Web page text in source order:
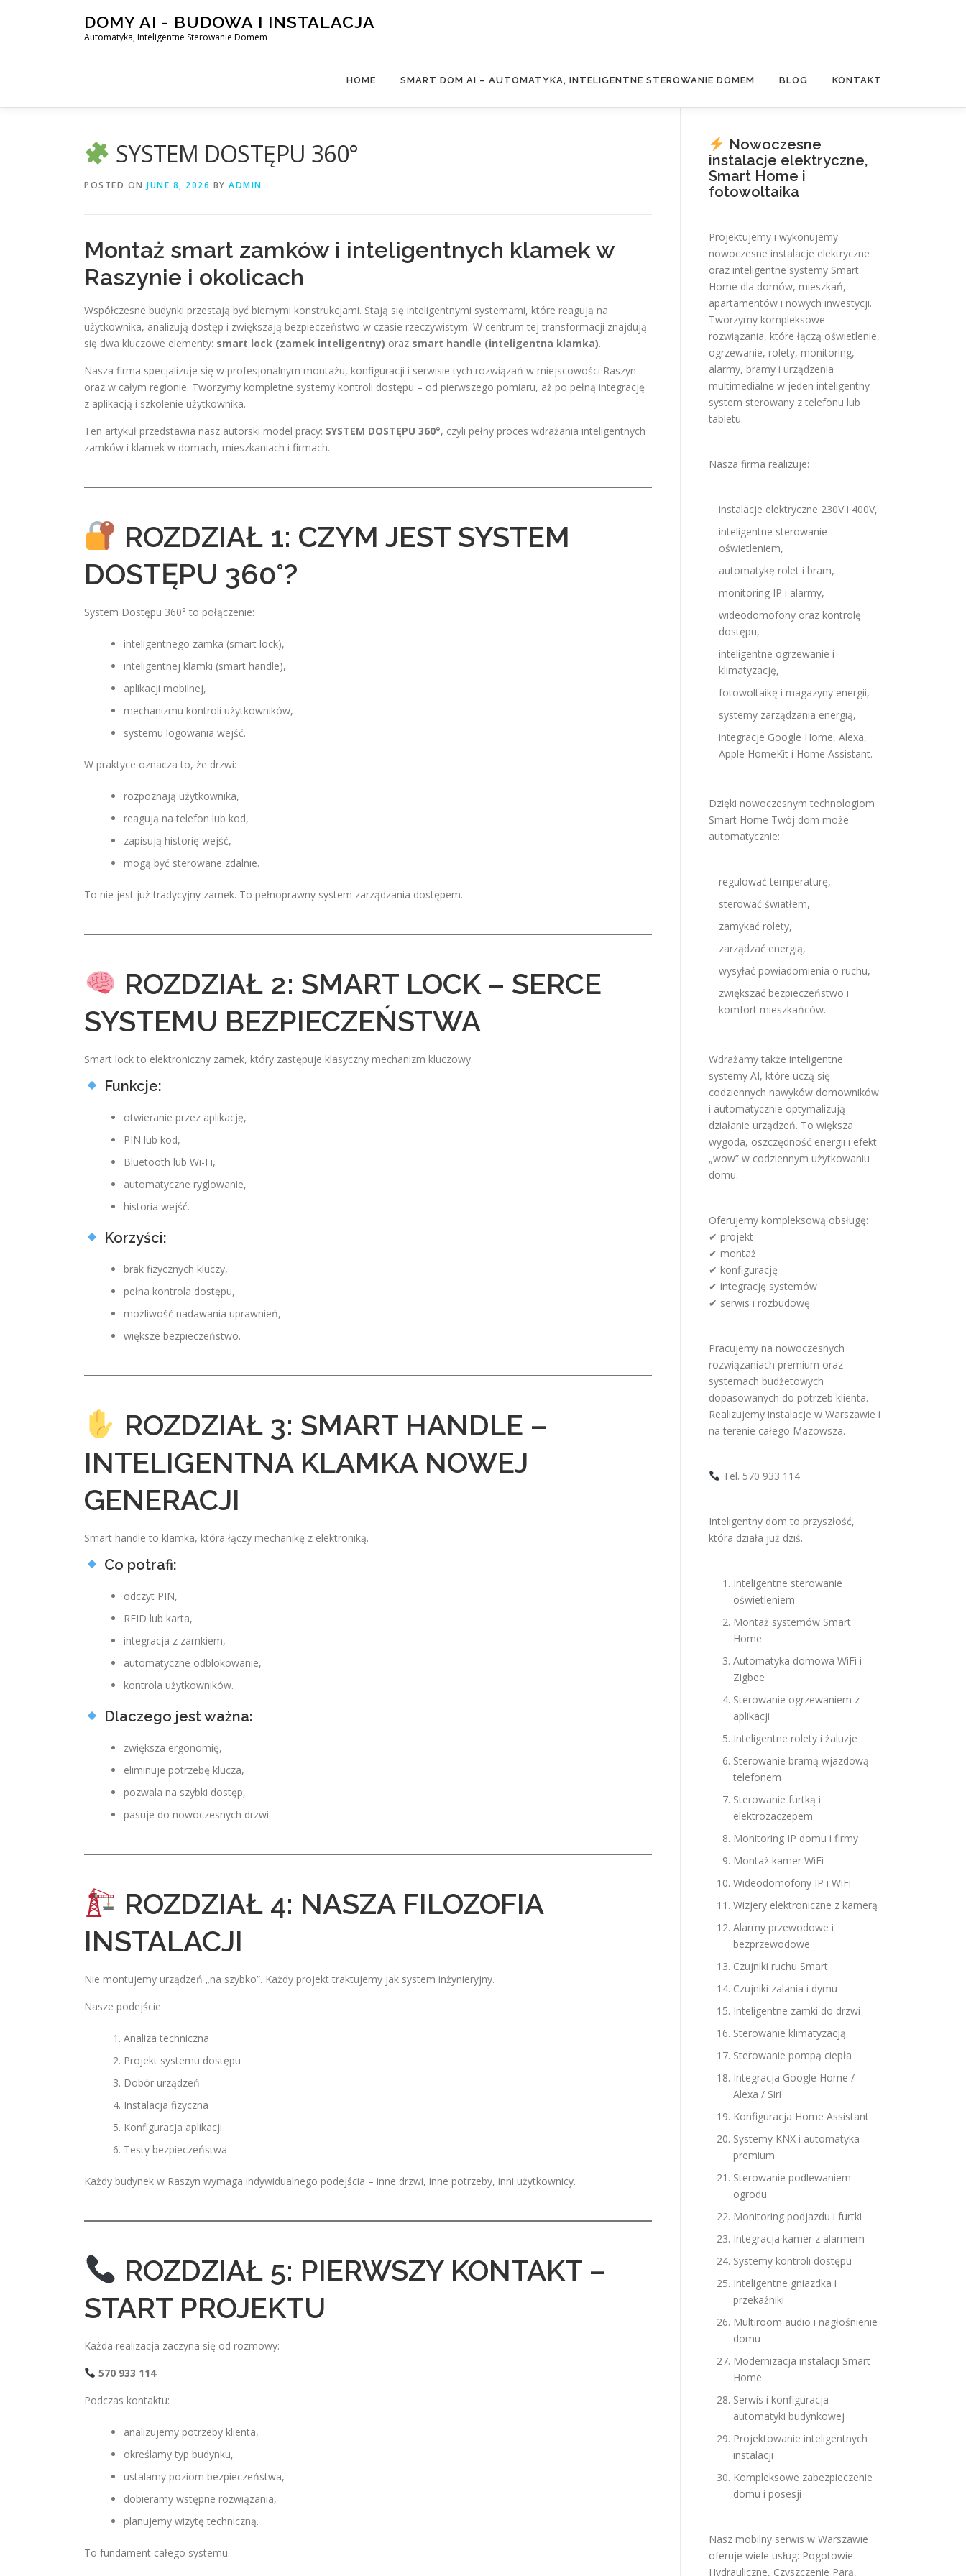
DOMY AI - BUDOWA I INSTALACJA
Automatyka, Inteligentne Sterowanie Domem
HOME SMART DOM AI – AUTOMATYKA, INTELIGENTNE STEROWANIE DOMEM BLOG KONTAKT
SYSTEM DOSTĘPU 360°
POSTED ON JUNE 8, 2026 BY ADMIN
Montaż smart zamków i inteligentnych klamek w
Raszynie i okolicach
Współczesne budynki przestają być biernymi konstrukcjami. Stają się inteligentnymi systemami, które reagują na
użytkownika, analizują dostęp i zwiększają bezpieczeństwo w czasie rzeczywistym. W centrum tej transformacji znajdują
się dwa kluczowe elementy: smart lock (zamek inteligentny) oraz smart handle (inteligentna klamka).
Nasza firma specjalizuje się w profesjonalnym montażu, konfiguracji i serwisie tych rozwiązań w miejscowości Raszyn
oraz w całym regionie. Tworzymy kompletne systemy kontroli dostępu – od pierwszego pomiaru, aż po pełną integrację
z aplikacją i szkolenie użytkownika.
Ten artykuł przedstawia nasz autorski model pracy: SYSTEM DOSTĘPU 360°, czyli pełny proces wdrażania inteligentnych
zamków i klamek w domach, mieszkaniach i firmach.
ROZDZIAŁ 1: CZYM JEST SYSTEM
DOSTĘPU 360°?
System Dostępu 360° to połączenie:
inteligentnego zamka (smart lock),
inteligentnej klamki (smart handle),
aplikacji mobilnej,
mechanizmu kontroli użytkowników,
systemu logowania wejść.
W praktyce oznacza to, że drzwi:
rozpoznają użytkownika,
reagują na telefon lub kod,
zapisują historię wejść,
mogą być sterowane zdalnie.
To nie jest już tradycyjny zamek. To pełnoprawny system zarządzania dostępem.
ROZDZIAŁ 2: SMART LOCK – SERCE
SYSTEMU BEZPIECZEŃSTWA
Smart lock to elektroniczny zamek, który zastępuje klasyczny mechanizm kluczowy.
Funkcje:
otwieranie przez aplikację,
PIN lub kod,
Bluetooth lub Wi-Fi,
automatyczne ryglowanie,
historia wejść.
Korzyści:
brak fizycznych kluczy,
pełna kontrola dostępu,
możliwość nadawania uprawnień,
większe bezpieczeństwo.
ROZDZIAŁ 3: SMART HANDLE –
INTELIGENTNA KLAMKA NOWEJ
GENERACJI
Smart handle to klamka, która łączy mechanikę z elektroniką.
Co potrafi:
odczyt PIN,
RFID lub karta,
integracja z zamkiem,
automatyczne odblokowanie,
kontrola użytkowników.
Dlaczego jest ważna:
zwiększa ergonomię,
eliminuje potrzebę klucza,
pozwala na szybki dostęp,
pasuje do nowoczesnych drzwi.
ROZDZIAŁ 4: NASZA FILOZOFIA
INSTALACJI
Nie montujemy urządzeń „na szybko”. Każdy projekt traktujemy jak system inżynieryjny.
Nasze podejście:
Analiza techniczna
Projekt systemu dostępu
Dobór urządzeń
Instalacja fizyczna
Konfiguracja aplikacji
Testy bezpieczeństwa
Każdy budynek w Raszyn wymaga indywidualnego podejścia – inne drzwi, inne potrzeby, inni użytkownicy.
ROZDZIAŁ 5: PIERWSZY KONTAKT –
START PROJEKTU
Każda realizacja zaczyna się od rozmowy:
570 933 114
Podczas kontaktu:
analizujemy potrzeby klienta,
określamy typ budynku,
ustalamy poziom bezpieczeństwa,
dobieramy wstępne rozwiązania,
planujemy wizytę techniczną.
To fundament całego systemu.
Nowoczesne
instalacje elektryczne,
Smart Home i
fotowoltaika
Projektujemy i wykonujemy
nowoczesne instalacje elektryczne
oraz inteligentne systemy Smart
Home dla domów, mieszkań,
apartamentów i nowych inwestycji.
Tworzymy kompleksowe
rozwiązania, które łączą oświetlenie,
ogrzewanie, rolety, monitoring,
alarmy, bramy i urządzenia
multimedialne w jeden inteligentny
system sterowany z telefonu lub
tabletu.
Nasza firma realizuje:
instalacje elektryczne 230V i 400V,
inteligentne sterowanie
oświetleniem,
automatykę rolet i bram,
monitoring IP i alarmy,
wideodomofony oraz kontrolę
dostępu,
inteligentne ogrzewanie i
klimatyzację,
fotowoltaikę i magazyny energii,
systemy zarządzania energią,
integracje Google Home, Alexa,
Apple HomeKit i Home Assistant.
Dzięki nowoczesnym technologiom
Smart Home Twój dom może
automatycznie:
regulować temperaturę,
sterować światłem,
zamykać rolety,
zarządzać energią,
wysyłać powiadomienia o ruchu,
zwiększać bezpieczeństwo i
komfort mieszkańców.
Wdrażamy także inteligentne
systemy AI, które uczą się
codziennych nawyków domowników
i automatycznie optymalizują
działanie urządzeń. To większa
wygoda, oszczędność energii i efekt
„wow” w codziennym użytkowaniu
domu.
Oferujemy kompleksową obsługę:
✔ projekt
✔ montaż
✔ konfigurację
✔ integrację systemów
✔ serwis i rozbudowę
Pracujemy na nowoczesnych
rozwiązaniach premium oraz
systemach budżetowych
dopasowanych do potrzeb klienta.
Realizujemy instalacje w Warszawie i
na terenie całego Mazowsza.
Tel. 570 933 114
Inteligentny dom to przyszłość,
która działa już dziś.
Inteligentne sterowanie
oświetleniem
Montaż systemów Smart
Home
Automatyka domowa WiFi i
Zigbee
Sterowanie ogrzewaniem z
aplikacji
Inteligentne rolety i żaluzje
Sterowanie bramą wjazdową
telefonem
Sterowanie furtką i
elektrozaczepem
Monitoring IP domu i firmy
Montaż kamer WiFi
Wideodomofony IP i WiFi
Wizjery elektroniczne z kamerą
Alarmy przewodowe i
bezprzewodowe
Czujniki ruchu Smart
Czujniki zalania i dymu
Inteligentne zamki do drzwi
Sterowanie klimatyzacją
Sterowanie pompą ciepła
Integracja Google Home /
Alexa / Siri
Konfiguracja Home Assistant
Systemy KNX i automatyka
premium
Sterowanie podlewaniem
ogrodu
Monitoring podjazdu i furtki
Integracja kamer z alarmem
Systemy kontroli dostępu
Inteligentne gniazdka i
przekaźniki
Multiroom audio i nagłośnienie
domu
Modernizacja instalacji Smart
Home
Serwis i konfiguracja
automatyki budynkowej
Projektowanie inteligentnych
instalacji
Kompleksowe zabezpieczenie
domu i posesji
Nasz mobilny serwis w Warszawie
oferuje wiele usług: Pogotowie
Hydrauliczne, Czyszczenie Parą,